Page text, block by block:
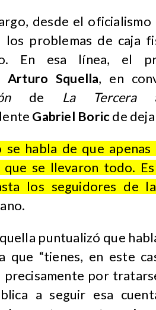
desde el
los problemas de caja
En esa línea, el
Arturo Squella, en
de La Tercera
Gabriel Boricde
se habla de que
que se llevaron todo.
los seguidores de
puntualizó que
que “tienes, en este
precisamente por
a seguir esa